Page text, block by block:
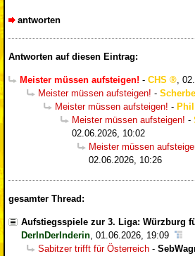
antworten
Antworten auf diesen Eintrag:
Meister müssen aufsteigen! - CHS
Meister müssen aufsteigen! -
Meister müssen aufsteigen! - Phil
Meister müssen aufsteigen! -
02.06.2026, 10:02
Meister müssen
02.06.2026, 10:26
gesamter Thread:
Aufstiegsspiele zur 3. Liga: Würzburg
DerInDerInderin, 01.06.2026, 19:09
Sabitzer trifft für Österreich -